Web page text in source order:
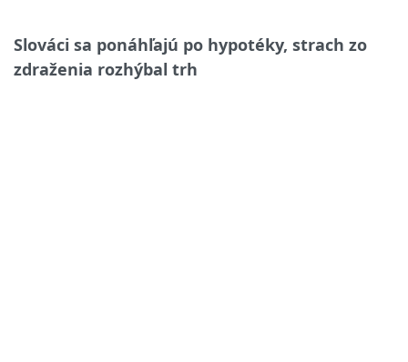
Slováci sa ponáhľajú po hypotéky, strach zo
zdraženia rozhýbal trh